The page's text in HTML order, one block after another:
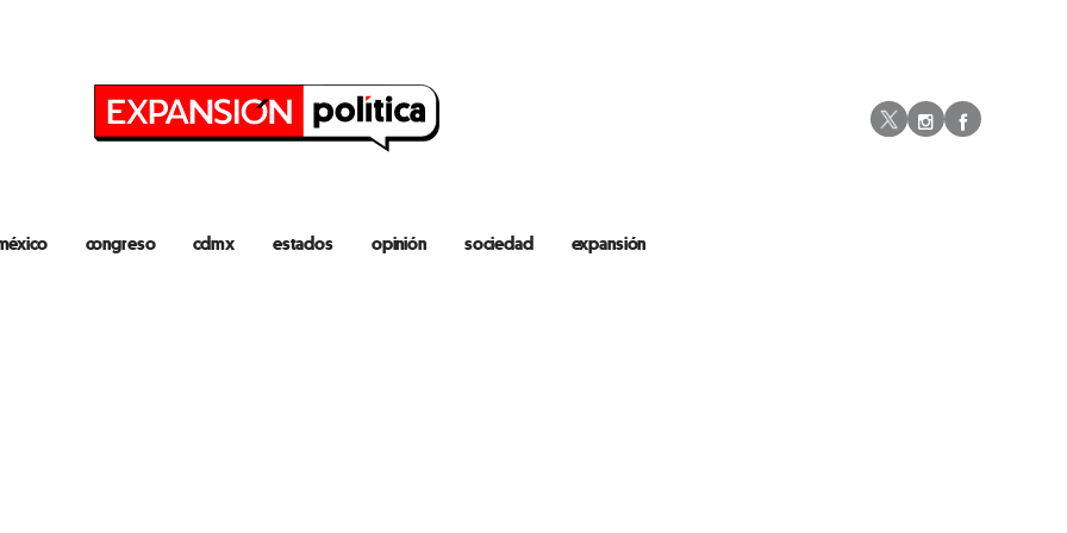
Instagram
congreso cdmx estados opinión sociedad expansión